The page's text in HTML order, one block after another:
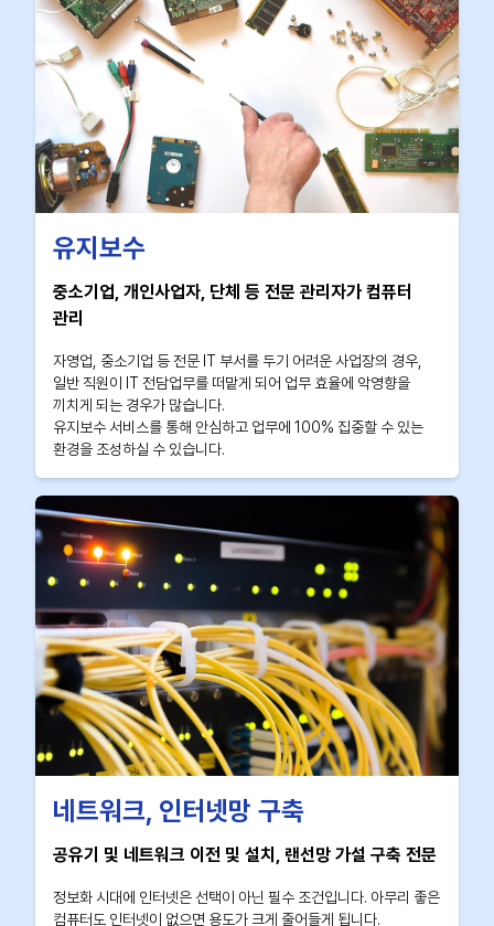
유지보수
중소기업, 개인사업자, 단체 등 전문 관리자가 컴퓨터
관리
자영업, 중소기업 등 전문 IT 부서를 두기 어려운 사업장의 경우,
일반 직원이 IT 전담업무를 떠맡게 되어 업무 효율에 악영향을
끼치게 되는 경우가 많습니다.
유지보수 서비스를 통해 안심하고 업무에 100% 집중할 수 있는
환경을 조성하실 수 있습니다.
네트워크, 인터넷망 구축
공유기 및 네트워크 이전 및 설치, 랜선망 가설 구축 전문
정보화 시대에 인터넷은 선택이 아닌 필수 조건입니다. 아무리 좋은
컴퓨터도 인터넷이 없으면 용도가 크게 줄어들게 됩니다.